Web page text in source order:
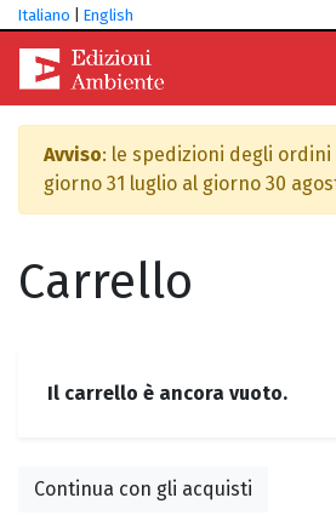
Italiano English
Avviso: le spedizioni degli
giorno 31 luglio al giorno 30
Carrello
Il carrello è ancora vuoto.
Continua con gli acquisti